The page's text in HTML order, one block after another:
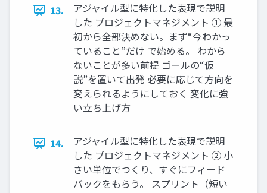
13.
アジャイル型に特化した表現で説明
した プロジェクトマネジメント ① 最
初から全部決めない。まず“今わかっ
ていること”だけ で始める。 わから
ないことが多い前提 ゴールの“仮
説”を置いて出発 必要に応じて方向を
変えられるようにしておく 変化に強
い立ち上げ方
14.
アジャイル型に特化した表現で説明
した プロジェクトマネジメント ② 小
さい単位でつくり、すぐにフィード
バックをもらう。 スプリント（短い